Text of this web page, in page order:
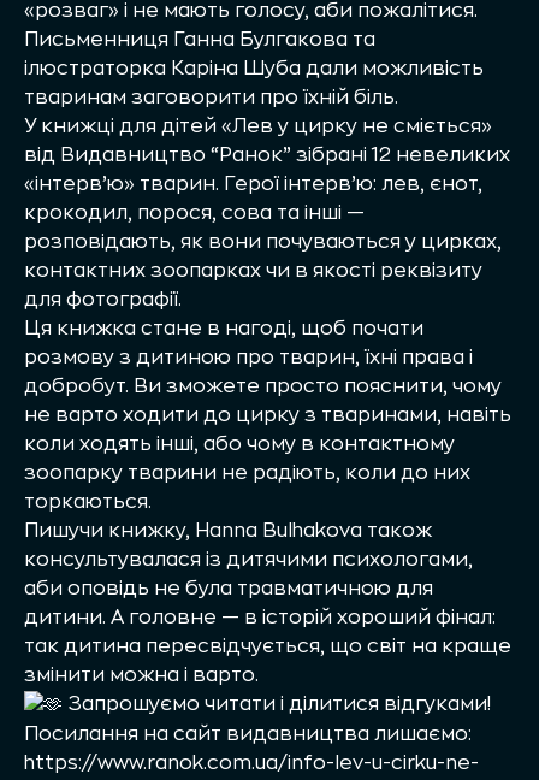
«розваг» і не мають голосу, аби пожалітися.
Письменниця Ганна Булгакова та
ілюстраторка Каріна Шуба дали можливість
тваринам заговорити про їхній біль.
У книжці для дітей «Лев у цирку не сміється»
від Видавництво “Ранок” зібрані 12 невеликих
«інтерв’ю» тварин. Герої інтерв’ю: лев, єнот,
крокодил, порося, сова та інші —
розповідають, як вони почуваються у цирках,
контактних зоопарках чи в якості реквізиту
для фотографії.
Ця книжка стане в нагоді, щоб почати
розмову з дитиною про тварин, їхні права і
добробут. Ви зможете просто пояснити, чому
не варто ходити до цирку з тваринами, навіть
коли ходять інші, або чому в контактному
зоопарку тварини не радіють, коли до них
торкаються.
Пишучи книжку, Hanna Bulhakova також
консультувалася із дитячими психологами,
аби оповідь не була травматичною для
дитини. А головне — в історій хороший фінал:
так дитина пересвідчується, що світ на краще
змінити можна і варто.
Запрошуємо читати і ділитися відгуками!
Посилання на сайт видавництва лишаємо:
https://www.ranok.com.ua/info-lev-u-cirku-ne-